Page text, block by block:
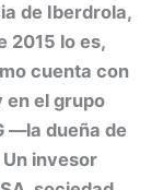
de Iberdrola,
2015 lo es,
cuenta con
en el grupo
—la dueña de
invesor